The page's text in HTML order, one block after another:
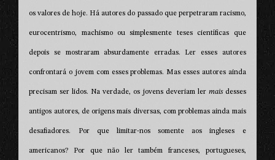
os valores de hoje. Há autores do passado que perpetraram racismo,
eurocentrismo, machismo ou simplesmente teses científicas que
depois se mostraram absurdamente erradas. Ler esses autores
confrontará o jovem com esses problemas. Mas esses autores ainda
precisam ser lidos. Na verdade, os jovens deveriam ler maisdesses
antigos autores, de origens mais diversas, com problemas ainda mais
desafiadores. Por que limitar-nos somente aos ingleses e
americanos? Por que não ler também franceses, portugueses,